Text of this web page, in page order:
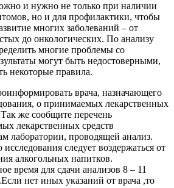
и нужно не только при наличии
но и для профилактики, чтобы
многих заболеваний – от
до онкологических. По анализу
многие проблемы со
могут быть недостоверными,
некоторые правила.
врача, назначающего
о принимаемых лекарственных
Так же сообщите перечень
лекарственных средств
лаборатории, проводящей анализ.
исследования следует воздержаться от
алкогольных напитков.
время для сдачи анализов 8 – 11
нет иных указаний от врача ,то